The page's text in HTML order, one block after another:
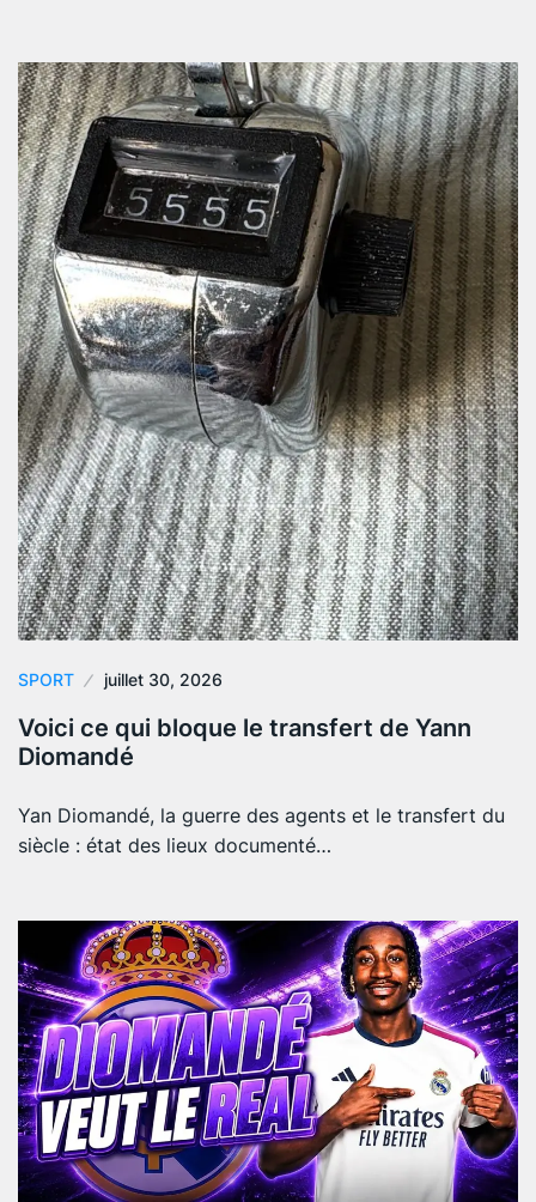
SPORT juillet 30, 2026
Voici ce qui bloque le transfert de Yann
Diomandé
Yan Diomandé, la guerre des agents et le transfert du
siècle : état des lieux documenté…